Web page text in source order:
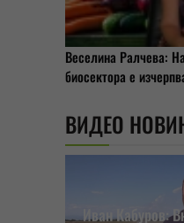
Веселина Ралчева:
биосектора е
ВИДЕО
Иван Кабуров: